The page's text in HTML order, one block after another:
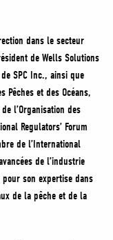
dans le secteur
de Wells Solutions
SPC Inc., ainsi que
et des Océans,
l’Organisation des
Regulators’ Forum
de l’International
de l’industrie
son expertise dans
de la pêche et de la